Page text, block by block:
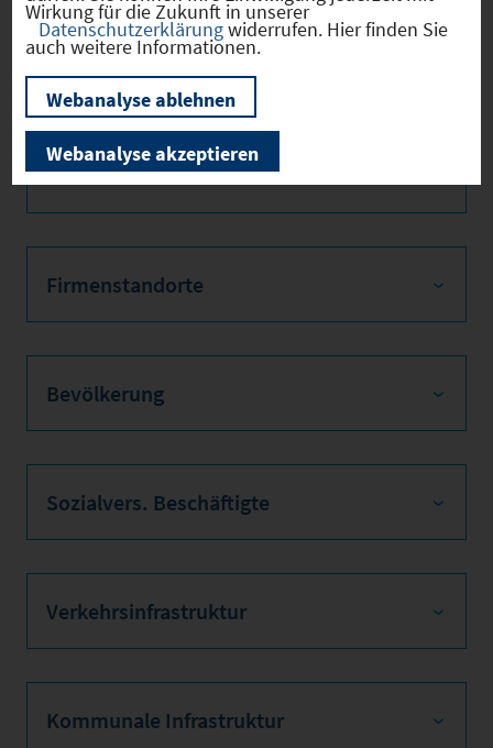
Gewerbest
euerhebes
atz
2024 340
Hebesatz
der
Grundsteu
er B
2024
Firmenstandorte
Bevölkerung
Sozialvers. Beschäftigte
Verkehrsinfrastruktur
Kommunale Infrastruktur
Wirkung für die Zukunft in unserer
Datenschutzerklärungwiderrufen. Hier finden Sie
auch weitere Informationen.
Webanalyse ablehnen
Webanalyse akzeptieren